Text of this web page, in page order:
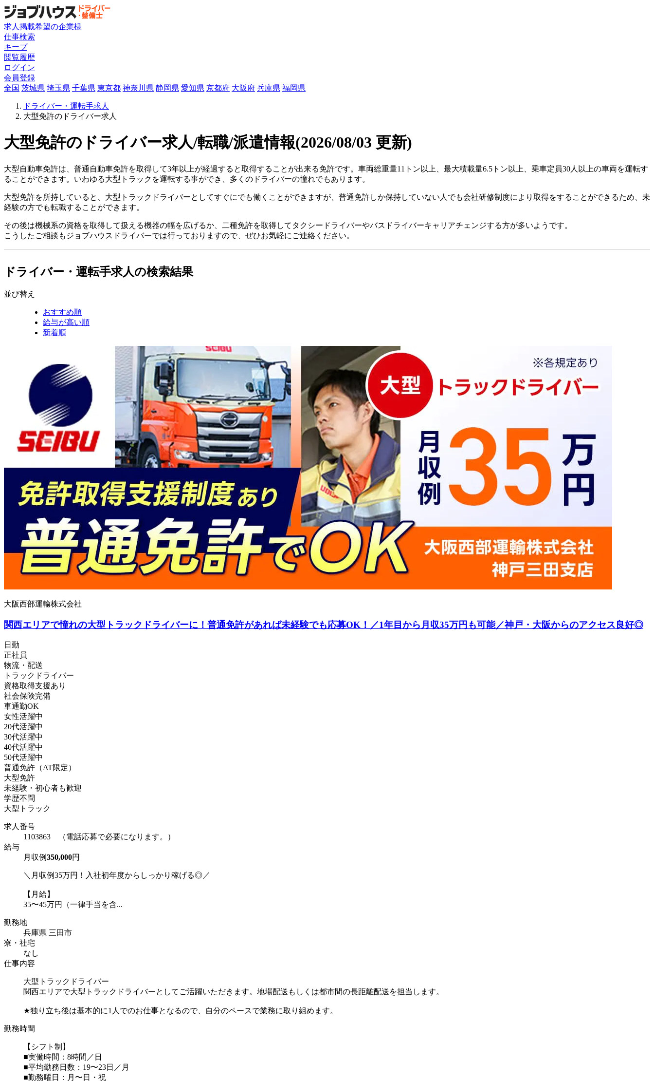
求人掲載希望の企業様
仕事検索
キープ
閲覧履歴
ログイン
会員登録
全国 茨城県 埼玉県 千葉県 東京都 神奈川県 静岡県 愛知県 京都府 大阪府 兵庫県 福岡県
ドライバー・運転手求人
大型免許のドライバー求人
大型免許のドライバー求人/転職/派遣情報(2026/08/03 更新)
大型自動車免許は、普通自動車免許を取得して3年以上が経過すると取得することが出来る免許です。車両総重量11トン以上、最大積載量6.5トン以上、乗車定員30人以上の車両を運転す
ることができます。いわゆる大型トラックを運転する事ができ、多くのドライバーの憧れでもあります。
大型免許を所持していると、大型トラックドライバーとしてすぐにでも働くことができますが、普通免許しか保持していない人でも会社研修制度により取得をすることができるため、未
経験の方でも転職することができます。
その後は機械系の資格を取得して扱える機器の幅を広げるか、二種免許を取得してタクシードライバーやバスドライバーキャリアチェンジする方が多いようです。
こうしたご相談もジョブハウスドライバーでは行っておりますので、ぜひお気軽にご連絡ください。
ドライバー・運転手求人の検索結果
並び替え
おすすめ順
給与が高い順
新着順
大阪西部運輸株式会社
関西エリアで憧れの大型トラックドライバーに！普通免許があれば未経験でも応募OK！／1年目から月収35万円も可能／神戸・大阪からのアクセス良好◎
日勤
正社員
物流・配送
トラックドライバー
資格取得支援あり
社会保険完備
車通勤OK
女性活躍中
20代活躍中
30代活躍中
40代活躍中
50代活躍中
普通免許（AT限定）
大型免許
未経験・初心者も歓迎
学歴不問
大型トラック
求人番号
1103863 （電話応募で必要になります。）
給与
月収例350,000円
＼月収例35万円！入社初年度からしっかり稼げる◎／
【月給】
35〜45万円（一律手当を含...
勤務地
兵庫県 三田市
寮・社宅
なし
仕事内容
大型トラックドライバー
関西エリアで大型トラックドライバーとしてご活躍いただきます。地場配送もしくは都市間の長距離配送を担当します。
★独り立ち後は基本的に1人でのお仕事となるので、自分のペースで業務に取り組めます。
勤務時間
【シフト制】
■実働時間：8時間／日
■平均勤務日数：19〜23日／月
■勤務曜日：月〜日・祝